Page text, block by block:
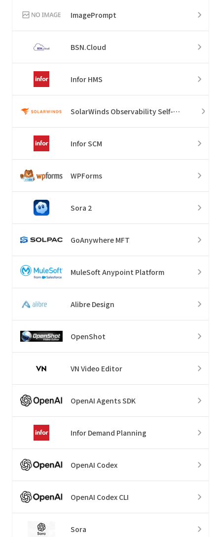
ImagePrompt
BSN.Cloud
Infor HMS
SolarWinds Observability Self-Hosted
Infor SCM
WPForms
Sora 2
GoAnywhere MFT
MuleSoft Anypoint Platform
Alibre Design
OpenShot
VN Video Editor
OpenAI Agents SDK
Infor Demand Planning
OpenAI Codex
OpenAI Codex CLI
Sora